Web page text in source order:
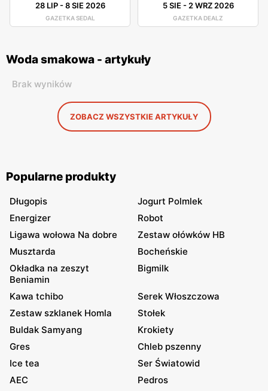
28 LIP-8 SIE 2026
GAZETKA SEDAL
5 SIE - 2 WRZ 2026
GAZETKA DEALZ
Woda smakowa - artykuły
Brak wyników
ZOBACZ WSZYSTKIE ARTYKUŁY
Popularne produkty
Długopis
Jogurt Polmlek
Energizer
Robot
Ligawa wołowa Na dobre
Zestaw ołówków HB
Musztarda
Bocheńskie
Okładka na zeszyt
Beniamin
Bigmilk
Kawa tchibo
Serek Włoszczowa
Zestaw szklanek Homla
Stołek
Buldak Samyang
Krokiety
Gres
Chleb pszenny
Ice tea
Ser Światowid
AEC
Pedros